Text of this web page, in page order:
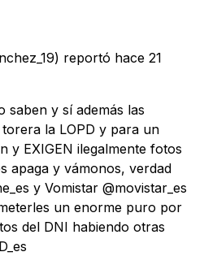
reportó hace 21
saben y sí además las
la LOPD y para un
EXIGEN ilegalmente fotos
apaga y vámonos, verdad
y Vomistar @movistar_es
un enorme puro por
del DNI habiendo otras